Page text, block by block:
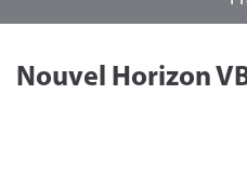
Nouvel Horizon